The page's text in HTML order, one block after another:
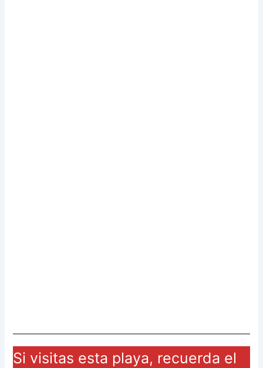
Si visitas esta playa, recuerda el